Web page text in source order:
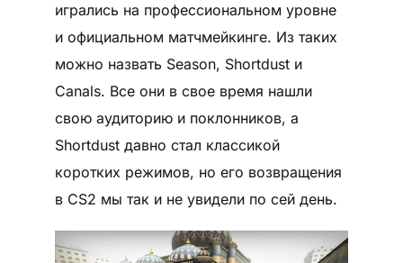
игрались на профессиональном уровне
и официальном матчмейкинге. Из таких
можно назвать Season, Shortdust и
Canals. Все они в свое время нашли
свою аудиторию и поклонников, а
Shortdust давно стал классикой
коротких режимов, но его возвращения
в CS2 мы так и не увидели по сей день.